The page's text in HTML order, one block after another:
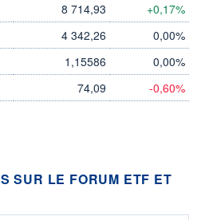
8 714,93 +0,17%
4 342,26 0,00%
1,15586 0,00%
74,09 -0,60%
SUR LE FORUM ETF ET